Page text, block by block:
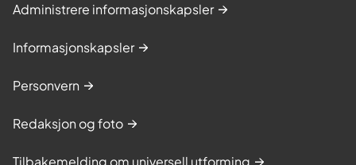
Administrere informasjonskapsler
Informasjonskapsler
Personvern
Redaksjon og foto
Tilbakemelding om universell utforming